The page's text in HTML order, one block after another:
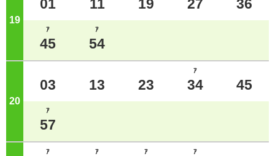
19 ジ
01 11 19 27 36
ｱ
45
ｱ
54
20 ジ
03 13 23
ｱ
34 45
ｱ
57
ｱ ｱ ｱ ｱ